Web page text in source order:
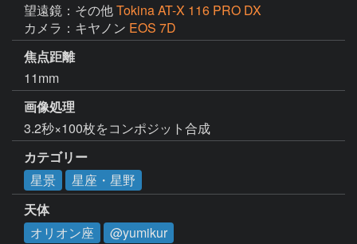
望遠鏡：その他Tokina AT-X 116 PRO DX
カメラ：キヤノン EOS 7D
焦点距離
11mm
画像処理
3.2秒×100枚をコンポジット合成
カテゴリー
星景
星座・星野
天体
オリオン座
@yumikur